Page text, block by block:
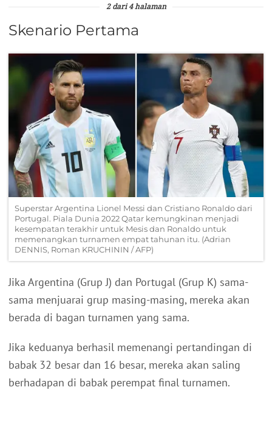
2 dari 4 halaman
Skenario Pertama
Superstar Argentina Lionel Messi dan Cristiano Ronaldo dari
Portugal. Piala Dunia 2022 Qatar kemungkinan menjadi
kesempatan terakhir untuk Mesis dan Ronaldo untuk
memenangkan turnamen empat tahunan itu. (Adrian
DENNIS, Roman KRUCHININ / AFP)
Jika Argentina (Grup J) dan Portugal (Grup K) sama-
sama menjuarai grup masing-masing, mereka akan
berada di bagan turnamen yang sama.
Jika keduanya berhasil memenangi pertandingan di
babak 32 besar dan 16 besar, mereka akan saling
berhadapan di babak perempat final turnamen.